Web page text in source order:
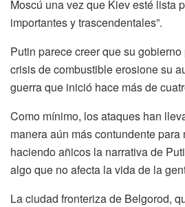
Moscú una vez que Kiev esté lista
importantes y trascendentales”.
Putin parece creer que su
crisis de combustible erosione su
guerra que inició hace más de
Como mínimo, los ataques han
manera aún más contundente
haciendo añicos la narrativa de
algo que no afecta la vida de la
La ciudad fronteriza de Belgorod,